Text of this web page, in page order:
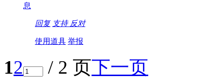
息
回复 支持 反对
使用道具 举报
12 / 2 页下一页